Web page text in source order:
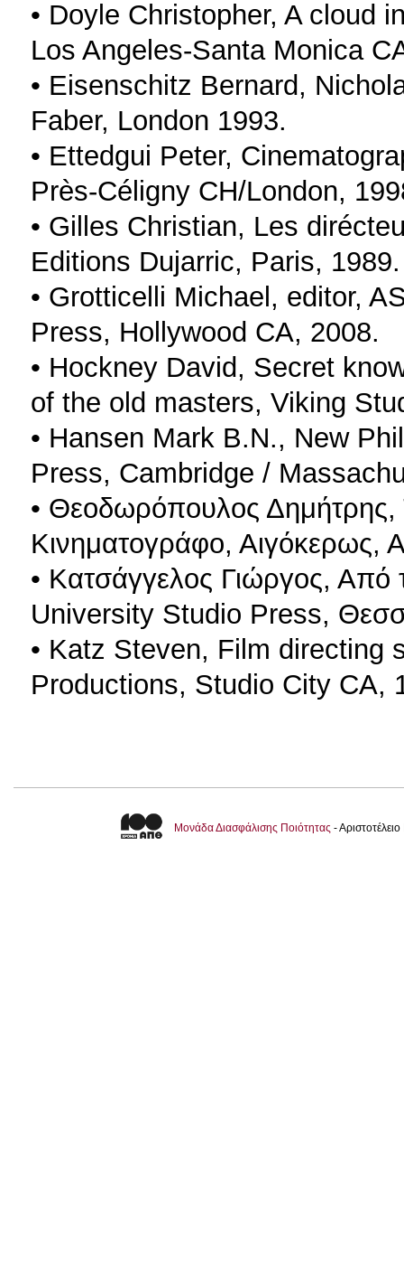
• Doyle Christopher, A cloud
Los Angeles-Santa Monica
• Eisenschitz Bernard,
Faber, London 1993.
• Ettedgui Peter,
Près-Céligny CH/London,
• Gilles Christian, Les
Editions Dujarric, Paris, 1989.
• Grotticelli Michael, editor,
Press, Hollywood CA, 2008.
• Hockney David, Secret
of the old masters, Viking
• Hansen Mark B.N., New
Press, Cambridge /
• Θεοδωρόπουλος
Κινηματογράφο, Αιγόκερως,
• Κατσάγγελος Γιώργος,
University Studio Press,
• Katz Steven, Film directing
Productions, Studio City CA,
Μονάδα Διασφάλισης Ποιότητας -